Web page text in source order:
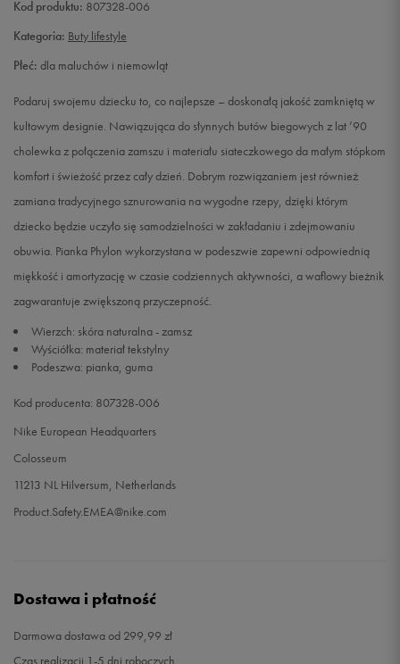
25 14 cm
27 16 cm Powiadom o dostępności
Kod produktu: 807328-006
Kategoria: Buty lifestyle
Płeć: dla maluchów i niemowląt
Podaruj swojemu dziecku to, co najlepsze – doskonałą jakość zamkniętą w
kultowym designie. Nawiązująca do słynnych butów biegowych z lat ’90
cholewka z połączenia zamszu i materiału siateczkowego da małym stópkom
komfort i świeżość przez cały dzień. Dobrym rozwiązaniem jest również
zamiana tradycyjnego sznurowania na wygodne rzepy, dzięki którym
dziecko będzie uczyło się samodzielności w zakładaniu i zdejmowaniu
obuwia. Pianka Phylon wykorzystana w podeszwie zapewni odpowiednią
miękkość i amortyzację w czasie codziennych aktywności, a waflowy bieżnik
zagwarantuje zwiększoną przyczepność.
Wierzch: skóra naturalna - zamsz
Wyściółka: materiał tekstylny
Podeszwa: pianka, guma
Kod producenta: 807328-006
Nike European Headquarters
Colosseum
11213 NL Hilversum, Netherlands
Product.Safety.EMEA@nike.com
Dostawa i płatność
Darmowa dostawa od 299,99 zł
Czas realizacji 1-5 dni roboczych